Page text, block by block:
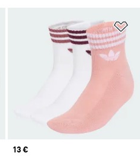
Ajouter à la Liste de produits
Prix
13 €